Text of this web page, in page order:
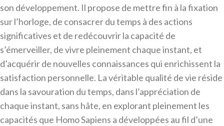
son développement. Il propose de mettre fin à la fixation
sur l’horloge, de consacrer du temps à des actions
significatives et de redécouvrir la capacité de
s’émerveiller, de vivre pleinement chaque instant, et
d’acquérir de nouvelles connaissances qui enrichissent la
satisfaction personnelle. La véritable qualité de vie réside
dans la savouration du temps, dans l’appréciation de
chaque instant, sans hâte, en explorant pleinement les
capacités que Homo Sapiens a développées au fil d’une